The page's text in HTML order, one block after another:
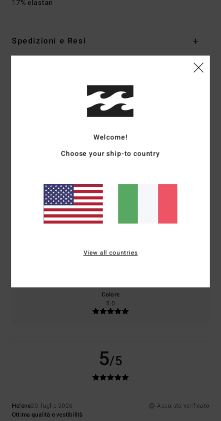
17% elastan
Spedizioni e Resi
Recensioni dei clienti
Punteggio medio
5.0
Il 100% dei nostri clienti consiglia questo prodotto
Comfort
NaN
Colore
5.0
5/5
Helene20. luglio 2026
Acquisto verificato
Ottima qualità e vestibilità
Welcome!
Choose your ship-to country
View all countries